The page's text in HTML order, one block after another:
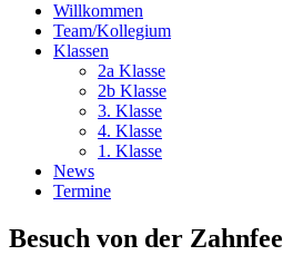
Willkommen
Team/Kollegium
Klassen
2a Klasse
2b Klasse
3. Klasse
4. Klasse
1. Klasse
News
Termine
Besuch von der Zahnfee